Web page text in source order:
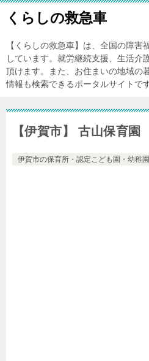
くらしの救急車
【くらしの救急車】は、全国の障
しています。就労継続支援、生活介
頂けます。また、お住まいの地域の
情報も検索できるポータルサイトです
【伊賀市】 古山保育園
伊賀市の保育所・認定こども園・幼稚